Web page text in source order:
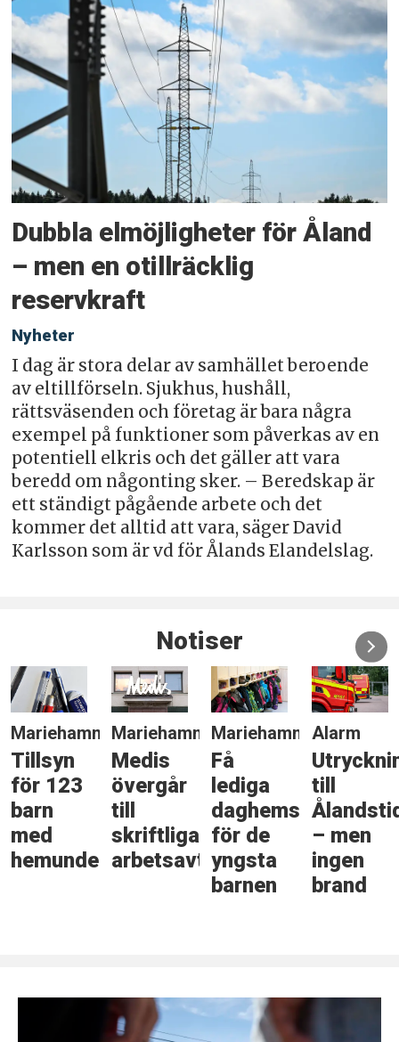
Dubbla elmöjligheter för Åland
– men en otillräcklig
reservkraft
Nyheter
I dag är stora delar av samhället beroende
av eltillförseln. Sjukhus, hushåll,
rättsväsenden och företag är bara några
exempel på funktioner som påverkas av en
potentiell elkris och det gäller att vara
beredd om någonting sker. – Beredskap är
ett ständigt pågående arbete och det
kommer det alltid att vara, säger David
Karlsson som är vd för Ålands Elandelslag.
Notiser
Mariehamn
Tillsyn
för 123
barn
med
hemundervisning
Mariehamn
Medis
övergår
till
skriftliga
arbetsavtal
Mariehamn
Få
lediga
daghemsplatser
för de
yngsta
barnen
Alarm
till
– men
ingen
brand